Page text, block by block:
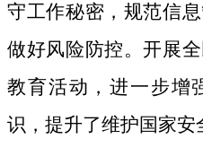
守工作秘密，规范信
做好风险防控。开展
教育活动，进一步增
识，提升了维护国家安